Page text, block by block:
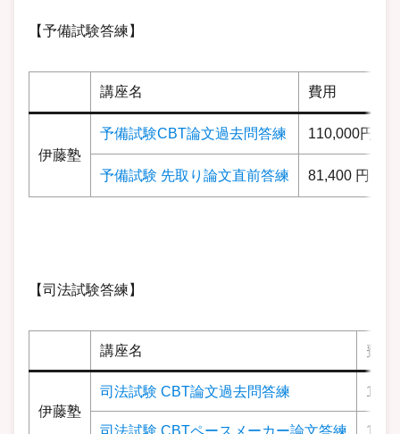
【予備試験答練】
講座名 費用
伊藤塾
予備試験CBT論文過去問答練 110,000円
予備試験 先取り論文直前答練 81,400 円
【司法試験答練】
講座名 費用
伊藤塾
司法試験 CBT論文過去問答練